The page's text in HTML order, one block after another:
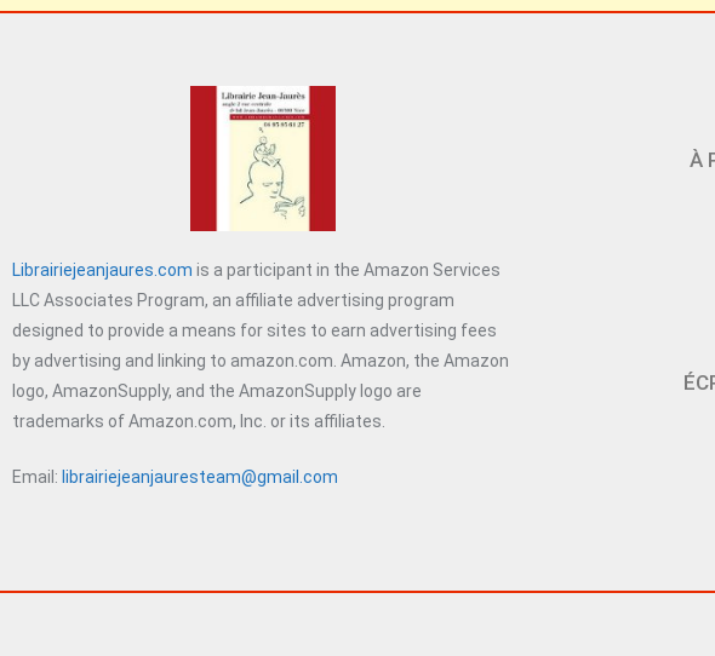
Librairiejeanjaures.com is a participant in the Amazon Services
LLC Associates Program, an affiliate advertising program
designed to provide a means for sites to earn advertising fees
by advertising and linking to amazon.com. Amazon, the Amazon
logo, AmazonSupply, and the AmazonSupply logo are
trademarks of Amazon.com, Inc. or its affiliates.
Email: librairiejeanjauresteam@gmail.com
À